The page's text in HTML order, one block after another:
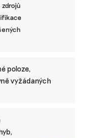
zdrojů
poloze,
vyžádaných